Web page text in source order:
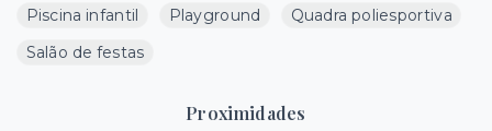
Piscina infantil
Playground
Quadra poliesportiva
Salão de festas
Proximidades